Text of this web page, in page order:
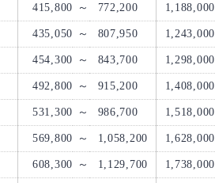
415,800 ～ 772,200 1,188,000
435,050 ～ 807,950 1,243,000
454,300 ～ 843,700 1,298,000
492,800 ～ 915,200 1,408,000
531,300 ～ 986,700 1,518,000
569,800 ～ 1,058,200 1,628,000
608,300 ～ 1,129,700 1,738,000